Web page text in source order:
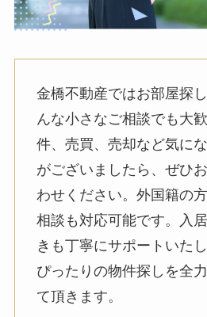
金橋不動産ではお部屋探
んな小さなご相談でも大
件、売買、売却など気に
がございましたら、ぜひ
わせください。外国籍の
相談も対応可能です。入
きも丁寧にサポートいた
ぴったりの物件探しを全
て頂きます。